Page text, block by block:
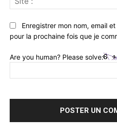
Enregistrer mon nom, email
pour la prochaine fois que je
Are you human? Please solve: